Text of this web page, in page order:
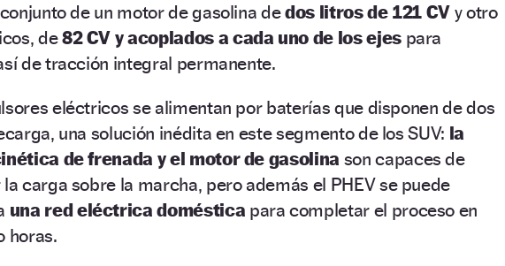
de un motor de gasolina dedos litros de 121 CV y otro
de82 CV y acoplados a cada uno de los ejespara
de tracción integral permanente.
eléctricos se alimentan por baterías que disponen de dos
una solución inédita en este segmento de los SUV: la
de frenada y el motor de gasolina son capaces de
carga sobre la marcha, pero además el PHEV se puede
una red eléctrica doméstica para completar el proceso en
horas.